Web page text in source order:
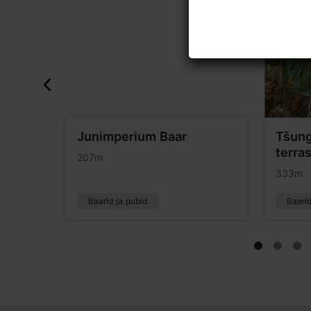
Junimperium Baar
207m
Baarid ja pubid
333m